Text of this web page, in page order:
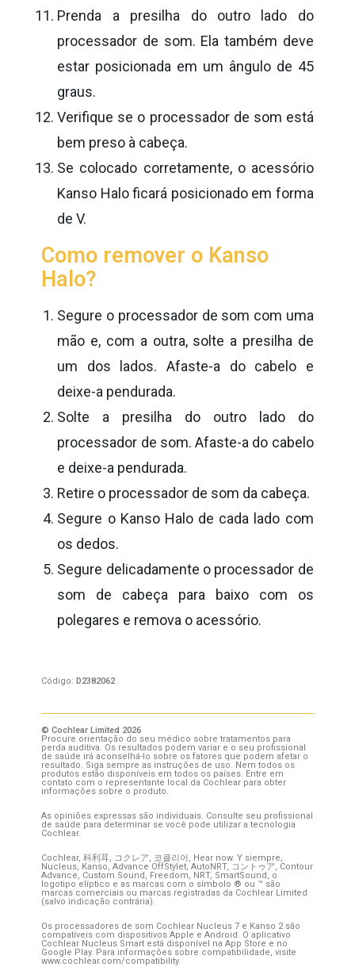
Prenda a presilha do outro lado do
processador de som. Ela também deve
estar posicionada em um ângulo de 45
graus.
Verifique se o processador de som está
bem preso à cabeça.
Se colocado corretamente, o acessório
Kanso Halo ficará posicionado em forma
de V.
Como remover o Kanso
Halo?
Segure o processador de som com uma
mão e, com a outra, solte a presilha de
um dos lados. Afaste-a do cabelo e
deixe-a pendurada.
Solte a presilha do outro lado do
processador de som. Afaste-a do cabelo
e deixe-a pendurada.
Retire o processador de som da cabeça.
Segure o Kanso Halo de cada lado com
os dedos.
Segure delicadamente o processador de
som de cabeça para baixo com os
polegares e remova o acessório.
Código: D2382062
© Cochlear Limited 2026
Procure orientação do seu médico sobre tratamentos para
perda auditiva. Os resultados podem variar e o seu profissional
de saúde irá aconselhá-lo sobre os fatores que podem afetar o
resultado. Siga sempre as instruções de uso. Nem todos os
produtos estão disponíveis em todos os países. Entre em
contato com o representante local da Cochlear para obter
informações sobre o produto.
As opiniões expressas são individuais. Consulte seu profissional
de saúde para determinar se você pode utilizar a tecnologia
Cochlear.
Cochlear, 科利耳, コクレア, 코클리어, Hear now. Y siempre,
Nucleus, Kanso, Advance OffStylet, AutoNRT, コントゥア, Contour
Advance, Custom Sound, Freedom, NRT, SmartSound, o
logotipo elíptico e as marcas com o símbolo ® ou ™ são
marcas comerciais ou marcas registradas da Cochlear Limited
(salvo indicação contrária).
Os processadores de som Cochlear Nucleus 7 e Kanso 2 são
compatíveis com dispositivos Apple e Android. O aplicativo
Cochlear Nucleus Smart está disponível na App Store e no
Google Play. Para informações sobre compatibilidade, visite
www.cochlear.com/compatibility.